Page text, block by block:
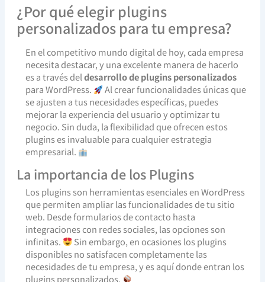
¿Por qué elegir plugins
personalizados para tu empresa?
En el competitivo mundo digital de hoy, cada empresa
necesita destacar, y una excelente manera de hacerlo
es a través deldesarrollo de plugins personalizados
para WordPress.
Al crear funcionalidades únicas que
se ajusten a tus necesidades específicas, puedes
mejorar la experiencia del usuario y optimizar tu
negocio. Sin duda, la flexibilidad que ofrecen estos
plugins es invaluable para cualquier estrategia
empresarial.
La importancia de los Plugins
Los plugins son herramientas esenciales en WordPress
que permiten ampliar las funcionalidades de tu sitio
web. Desde formularios de contacto hasta
integraciones con redes sociales, las opciones son
infinitas.
Sin embargo, en ocasiones los plugins
disponibles no satisfacen completamente las
necesidades de tu empresa, y es aquí donde entran los
plugins personalizados.